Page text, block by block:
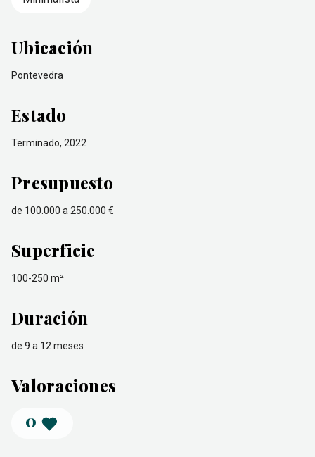
Ubicación
Pontevedra
Estado
Terminado, 2022
Presupuesto
de 100.000 a 250.000 €
Superficie
100-250 m²
Duración
de 9 a 12 meses
Valoraciones
0